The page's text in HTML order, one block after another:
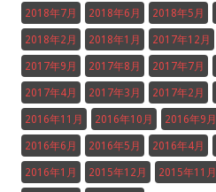
2018年7月 2018年6月 2018年5月
2018年2月 2018年1月 2017年12月
2017年9月 2017年8月 2017年7月
2017年4月 2017年3月 2017年2月
2016年11月 2016年10月 2016年9月
2016年6月 2016年5月 2016年4月
2016年1月 2015年12月 2015年11月